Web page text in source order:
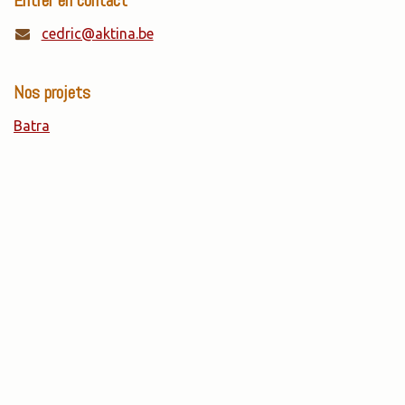
cedric@aktina.be
Nos projets
Batra